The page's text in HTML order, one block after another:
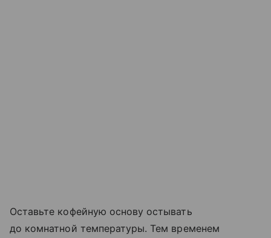
Оставьте кофейную основу остывать
до комнатной температуры. Тем временем